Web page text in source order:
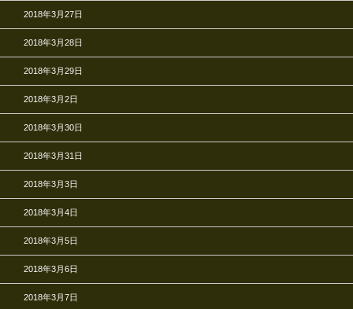
2018年3月27日
2018年3月28日
2018年3月29日
2018年3月2日
2018年3月30日
2018年3月31日
2018年3月3日
2018年3月4日
2018年3月5日
2018年3月6日
2018年3月7日